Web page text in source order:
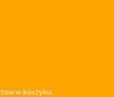
w koszyku.